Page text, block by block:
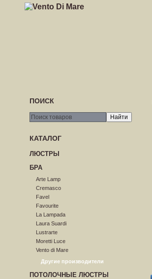
ПОИСК
КАТАЛОГ
ЛЮСТРЫ
БРА
Arte Lamp
Cremasco
Favel
Favourite
La Lampada
Laura Suardi
Lustrarte
Moretti Luce
Vento di Mare
Другие производители
ПОТОЛОЧНЫЕ ЛЮСТРЫ